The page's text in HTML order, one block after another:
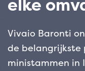
elke
Vivaio Baronti
de belangrijkste
ministammen in